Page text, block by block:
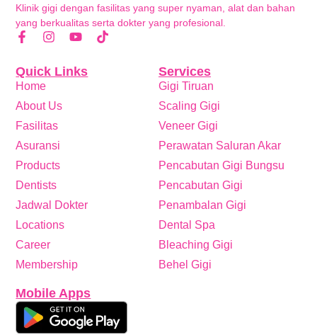
Klinik gigi dengan fasilitas yang super nyaman, alat dan bahan
yang berkualitas serta dokter yang profesional.
Services
Gigi Tiruan
Scaling Gigi
Veneer Gigi
Perawatan Saluran Akar
Pencabutan Gigi Bungsu
Pencabutan Gigi
Penambalan Gigi
Dental Spa
Bleaching Gigi
Behel Gigi
Quick Links
Home
About Us
Fasilitas
Asuransi
Products
Dentists
Jadwal Dokter
Locations
Career
Membership
Mobile Apps